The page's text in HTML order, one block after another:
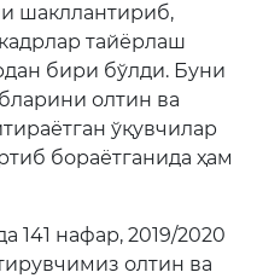
шакллантириб,
тайёрлаш
бири бўлди. Буни
олтин ва
ўқувчилар
бораётганида ҳам
141 нафар, 2019/2020
олтин ва